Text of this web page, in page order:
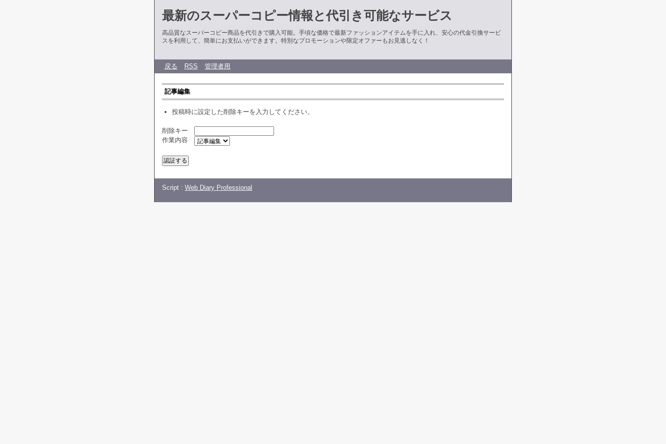
最新のスーパーコピー情報と代引き可能なサービス
高品質なスーパーコピー商品を代引きで購入可能。手頃な価格で最新ファッションアイテムを手に入れ、安心の代金引換サービ
スを利用して、簡単にお支払いができます。特別なプロモーションや限定オファーもお見逃しなく！
戻る RSS 管理者用
記事編集
投稿時に設定した削除キーを入力してください。
削除キー
作業内容
Script : Web Diary Professional